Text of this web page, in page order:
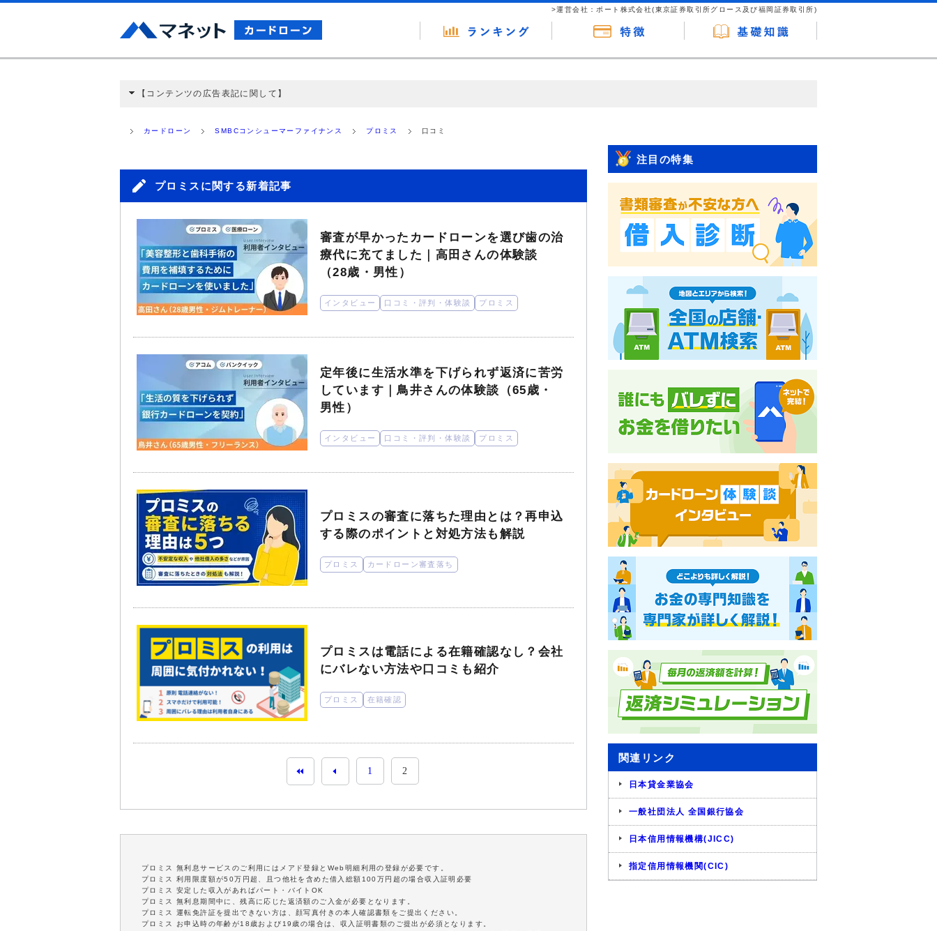
>運営会社：ポート株式会社(東京証券取引所グロース及び福岡証券取引所)
【コンテンツの広告表記に関して】
ミ収集などに基づき、公平性を担保した情報提供を行っています。
カードローン SMBCコンシューマーファイナンス プロミス 口コミ
プロミスに関する新着記事
審査が早かったカードローンを選び歯の治
療代に充てました｜高田さんの体験談
（28歳・男性）
インタビュー 口コミ・評判・体験談 プロミス
定年後に生活水準を下げられず返済に苦労
しています｜鳥井さんの体験談（65歳・
男性）
インタビュー 口コミ・評判・体験談 プロミス
プロミスの審査に落ちた理由とは？再申込
する際のポイントと対処方法も解説
プロミス カードローン審査落ち
プロミスは電話による在籍確認なし？会社
にバレない方法や口コミも紹介
プロミス 在籍確認
1 2
プロミス 無利息サービスのご利用にはメアド登録とWeb明細利用の登録が必要です。
プロミス 利用限度額が50万円超、且つ他社を含めた借入総額100万円超の場合収入証明必要
プロミス 安定した収入があればパート・バイトOK
プロミス 無利息期間中に、残高に応じた返済額のご入金が必要となります。
プロミス 運転免許証を提出できない方は、顔写真付きの本人確認書類をご提出ください。
プロミス お申込時の年齢が18歳および19歳の場合は、収入証明書類のご提出が必須となります。
注目の特集
関連リンク
日本貸金業協会
一般社団法人 全国銀行協会
日本信用情報機構(JICC)
指定信用情報機関(CIC)